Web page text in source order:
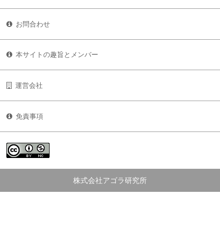
お問合わせ
本サイトの趣旨とメンバー
運営会社
免責事項
株式会社アゴラ研究所